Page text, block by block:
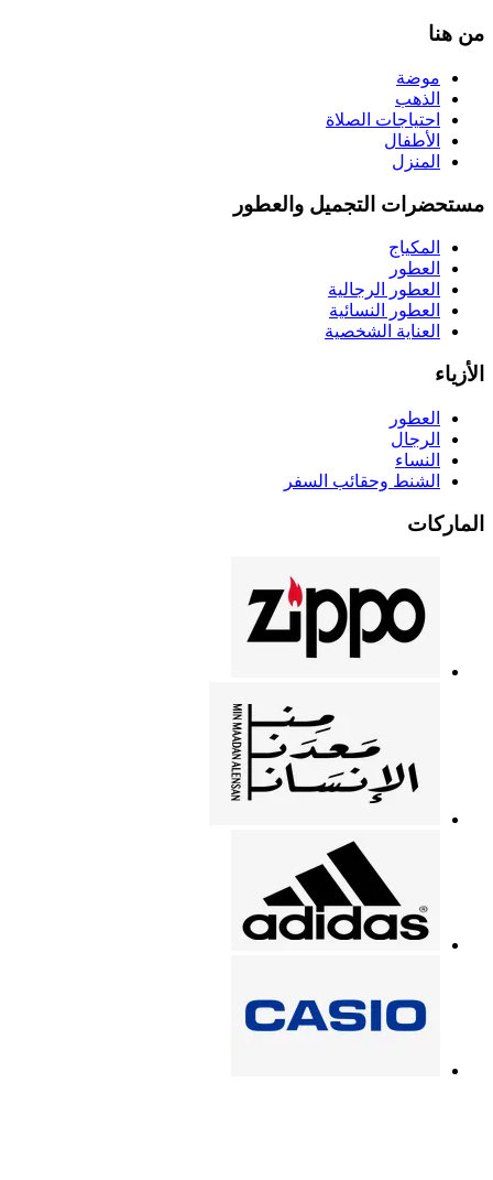
من هنا
موضة
الذهب
احتياجات الصلاة
الأطفال
المنزل
مستحضرات التجميل والعطور
المكياج
العطور
العطور الرجالية
العطور النسائية
العناية الشخصية
الأزياء
العطور
الرجال
النساء
الشنط وحقائب السفر
الماركات